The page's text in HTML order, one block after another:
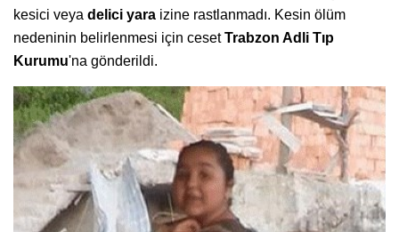
kesici veya delici yara izine rastlanmadı. Kesin ölüm
nedeninin belirlenmesi için cesetTrabzon Adli Tıp
Kurumu'na gönderildi.